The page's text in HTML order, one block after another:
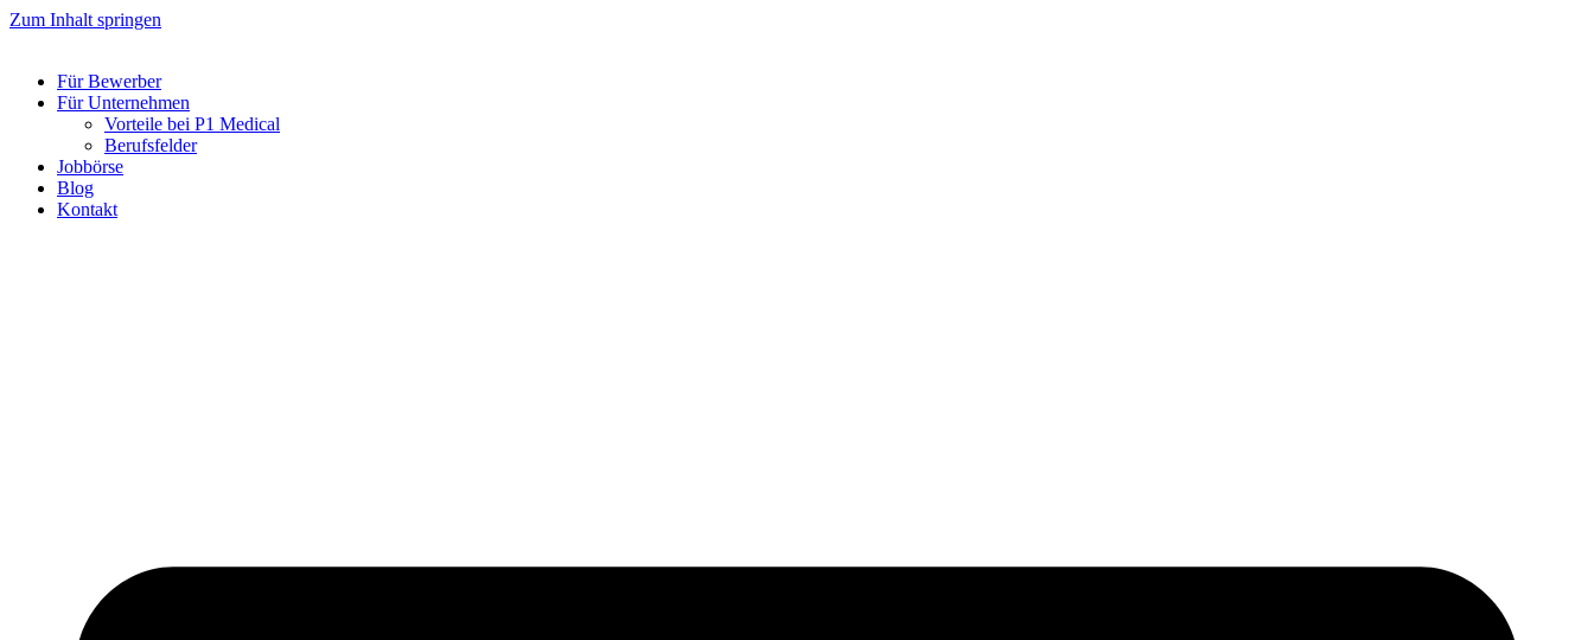
Zum Inhalt springen
Für Bewerber
Für Unternehmen
Vorteile bei P1 Medical
Berufsfelder
Jobbörse
Blog
Kontakt